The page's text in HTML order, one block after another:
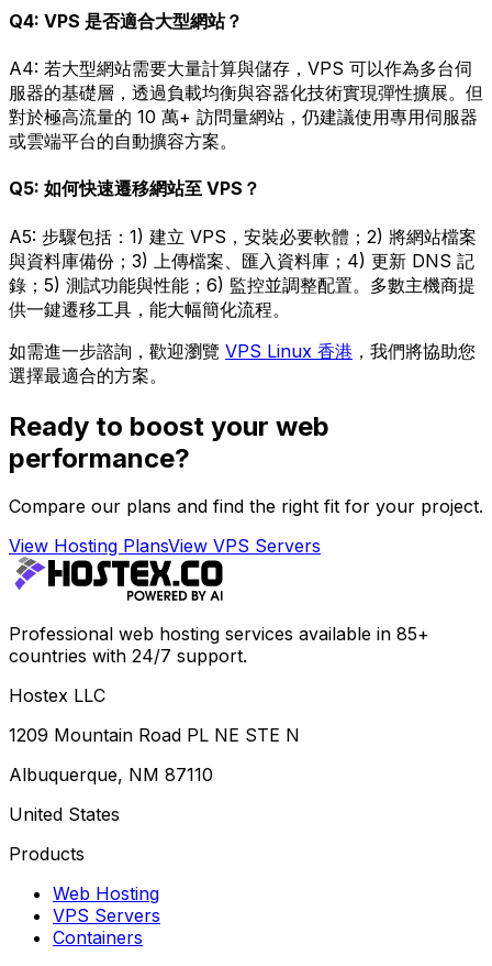
Q4: VPS 是否適合大型網站？
A4: 若大型網站需要大量計算與儲存，VPS 可以作為多台伺
服器的基礎層，透過負載均衡與容器化技術實現彈性擴展。但
對於極高流量的 10 萬+ 訪問量網站，仍建議使用專用伺服器
或雲端平台的自動擴容方案。
Q5: 如何快速遷移網站至 VPS？
A5: 步驟包括：1) 建立 VPS，安裝必要軟體；2) 將網站檔案
與資料庫備份；3) 上傳檔案、匯入資料庫；4) 更新 DNS 記
錄；5) 測試功能與性能；6) 監控並調整配置。多數主機商提
供一鍵遷移工具，能大幅簡化流程。
如需進一步諮詢，歡迎瀏覽 VPS Linux 香港 ，我們將協助您
選擇最適合的方案。
Ready to boost your web
performance?
Compare our plans and find the right fit for your project.
View Hosting PlansView VPS Servers
Professional web hosting services available in 85+
countries with 24/7 support.
Hostex LLC
1209 Mountain Road PL NE STE N
Albuquerque, NM 87110
United States
Products
Web Hosting
VPS Servers
Containers